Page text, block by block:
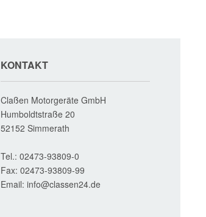
KONTAKT
Claßen Motorgeräte GmbH
Humboldtstraße 20
52152 Simmerath
Tel.: 02473-93809-0
Fax: 02473-93809-99
Email: info